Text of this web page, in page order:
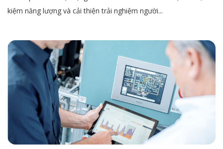
kiệm năng lượng và cải thiện trải nghiệm người...